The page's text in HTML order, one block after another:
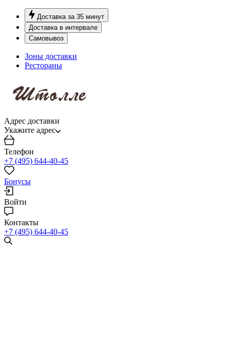
Доставка за 35 минут
Доставка в интервале
Самовывоз
Зоны доставки
Рестораны
Адрес доставки
Укажите адрес
Телефон
+7 (495) 644-40-45
Бонусы
Войти
Контакты
+7 (495) 644-40-45